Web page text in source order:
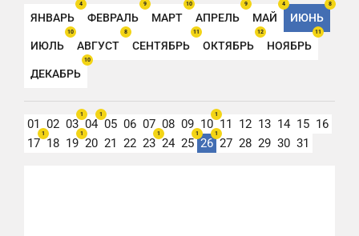
ЯНВАРЬ
4
ФЕВРАЛЬ
9
МАРТ
10
АПРЕЛЬ
9
МАЙ
4
ИЮНЬ
8
ИЮЛЬ
10
АВГУСТ
8
СЕНТЯБРЬ
11
ОКТЯБРЬ
12
НОЯБРЬ
11
ДЕКАБРЬ
10
01 02 03
1
04
1
05 06 07 08 09 10
1
11 12 13 14 15 16
17
1
18 19
1
20 21 22 23
1
24 25
1
26
1
27 28 29 30 31